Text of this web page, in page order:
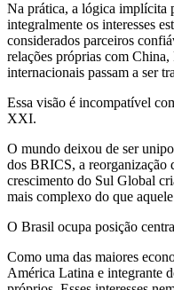
Na prática, a lógica implícita
integralmente os interesses
considerados parceiros
relações próprias com
internacionais passam a ser
Essa visão é incompatível
XXI.
O mundo deixou de ser
dos BRICS, a reorganização
crescimento do Sul Global
mais complexo do que
O Brasil ocupa posição
Como uma das maiores
América Latina e integrante